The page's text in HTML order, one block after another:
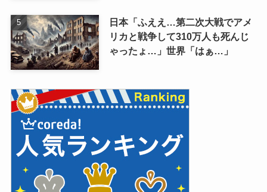
日本「ふええ…第二次大戦でアメ
リカと戦争して310万人も死んじ
ゃったょ…」世界「はぁ…」